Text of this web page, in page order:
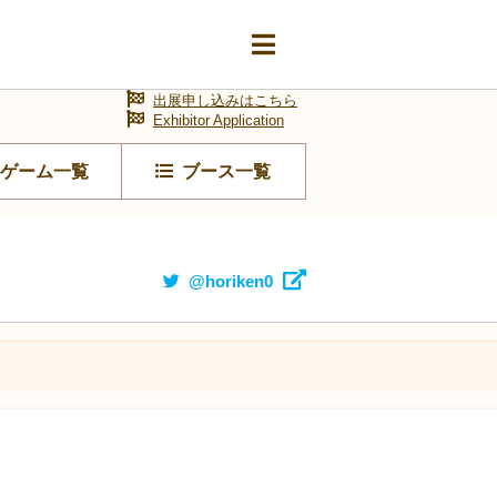
ゲーム一覧 ブース一覧
出展申し込みはこちら
Exhibitor Application
@horiken0